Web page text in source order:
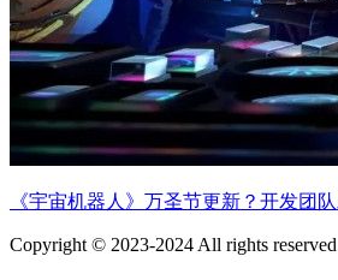
《宇宙机器人》万圣节更新？开发团
Copyright © 2023-2024 All rights